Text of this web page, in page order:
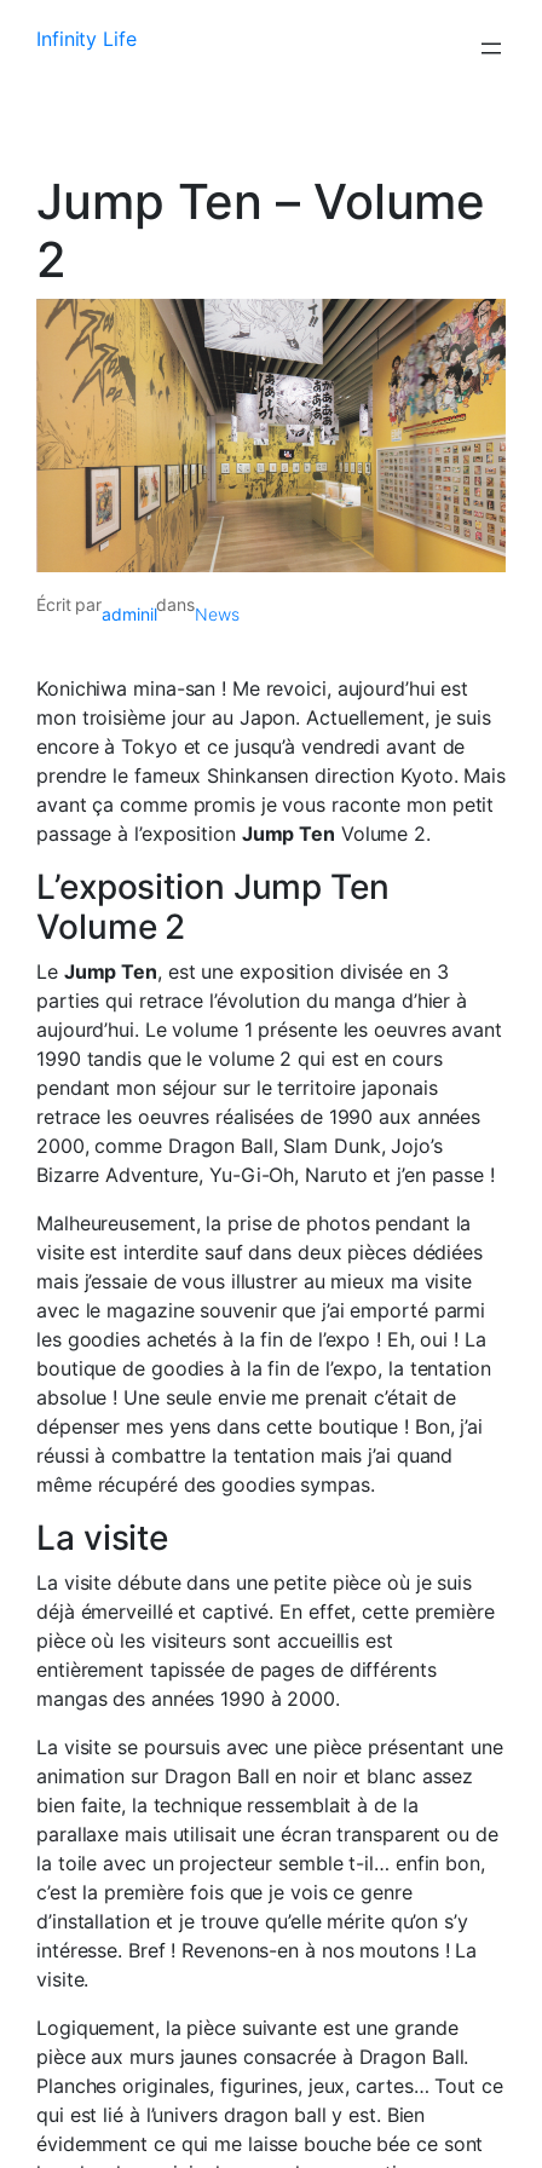
Infinity Life
Jump Ten – Volume
2
Écrit paradminildansNews
Konichiwa mina-san ! Me revoici, aujourd’hui est
mon troisième jour au Japon. Actuellement, je suis
encore à Tokyo et ce jusqu’à vendredi avant de
prendre le fameux Shinkansen direction Kyoto. Mais
avant ça comme promis je vous raconte mon petit
passage à l’exposition Jump Ten Volume 2.
L’exposition Jump Ten
Volume 2
Le Jump Ten, est une exposition divisée en 3
parties qui retrace l’évolution du manga d’hier à
aujourd’hui. Le volume 1 présente les oeuvres avant
1990 tandis que le volume 2 qui est en cours
pendant mon séjour sur le territoire japonais
retrace les oeuvres réalisées de 1990 aux années
2000, comme Dragon Ball, Slam Dunk, Jojo’s
Bizarre Adventure, Yu-Gi-Oh, Naruto et j’en passe !
Malheureusement, la prise de photos pendant la
visite est interdite sauf dans deux pièces dédiées
mais j’essaie de vous illustrer au mieux ma visite
avec le magazine souvenir que j’ai emporté parmi
les goodies achetés à la fin de l’expo ! Eh, oui ! La
boutique de goodies à la fin de l’expo, la tentation
absolue ! Une seule envie me prenait c’était de
dépenser mes yens dans cette boutique ! Bon, j’ai
réussi à combattre la tentation mais j’ai quand
même récupéré des goodies sympas.
La visite
La visite débute dans une petite pièce où je suis
déjà émerveillé et captivé. En effet, cette première
pièce où les visiteurs sont accueillis est
entièrement tapissée de pages de différents
mangas des années 1990 à 2000.
La visite se poursuis avec une pièce présentant une
animation sur Dragon Ball en noir et blanc assez
bien faite, la technique ressemblait à de la
parallaxe mais utilisait une écran transparent ou de
la toile avec un projecteur semble t-il… enfin bon,
c’est la première fois que je vois ce genre
d’installation et je trouve qu’elle mérite qu’on s’y
intéresse. Bref ! Revenons-en à nos moutons ! La
visite.
Logiquement, la pièce suivante est une grande
pièce aux murs jaunes consacrée à Dragon Ball.
Planches originales, figurines, jeux, cartes… Tout ce
qui est lié à l’univers dragon ball y est. Bien
évidemment ce qui me laisse bouche bée ce sont